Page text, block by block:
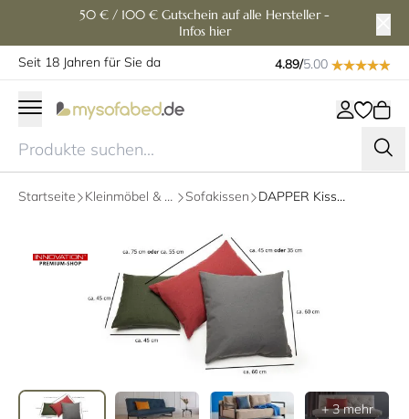
50 € / 100 € Gutschein auf alle Hersteller -
Infos hier
Seit 18 Jahren für Sie da
4.89/5.00
Startseite Kleinmöbel & Zubehör Sofakissen DAPPER Kissen von Innovation - diverse Stoffe und Größen
+ 3 mehr